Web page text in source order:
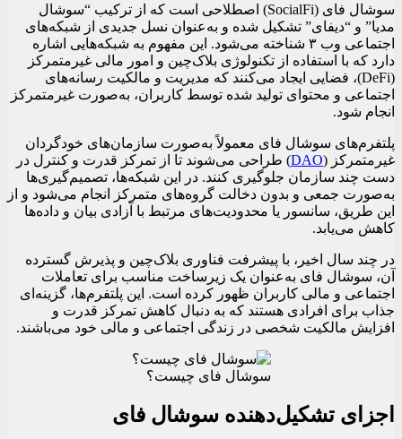
سوشال فای (SocialFi) اصطلاحی است که از ترکیب “سوشال
مدیا” و “دیفای” تشکیل شده و به‌عنوان نسل جدیدی از شبکه‌های
اجتماعی وب ۳ شناخته می‌شود. این مفهوم به شبکه‌هایی اشاره
دارد که با استفاده از تکنولوژی بلاک‌چین و امور مالی غیرمتمرکز
(DeFi)، فضایی ایجاد می‌کنند که مدیریت و مالکیت رسانه‌های
اجتماعی و محتوای تولید شده توسط کاربران، به‌صورت غیرمتمرکز
انجام شود.
پلتفرم‌های سوشال فای معمولاً به‌صورت سازمان‌های خودگردان
غیرمتمرکز (DAO) طراحی می‌شوند تا از تمرکز قدرت و کنترل در
دست چند سازمان جلوگیری کنند. در این شبکه‌ها، تصمیم‌گیری‌ها
به‌صورت جمعی و بدون دخالت گروه‌های متمرکز انجام می‌شود و از
این طریق، سانسور یا محدودیت‌های مرتبط با آزادی بیان و داده‌ها
کاهش می‌یابد.
در چند سال اخیر، با پیشرفت فناوری بلاک‌چین و پذیرش گسترده
آن، سوشال فای به‌عنوان یک زیرساخت مناسب برای تعاملات
اجتماعی و مالی کاربران ظهور کرده است. این پلتفرم‌ها، گزینه‌ای
جذاب برای افرادی هستند که به دنبال کاهش تمرکز قدرت و
افزایش مالکیت شخصی در زندگی اجتماعی و مالی خود می‌باشند.
سوشال فای چیست؟
اجزای تشکیل‌دهنده سوشال فای